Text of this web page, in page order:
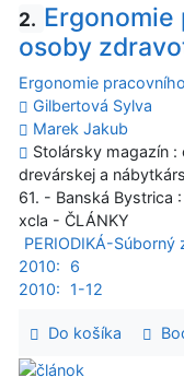
2.
osoby
Ergonomie
Gilbertová Sylva
Marek Jakub
Stolársky magazín
drevárskej a
61. - Banská Bystrica
xcla - ČLÁNKY
PERIODIKÁ-
2010:
6
2010:
1-12
Do košíka